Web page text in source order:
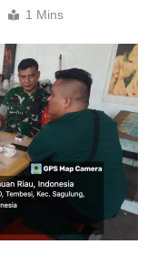
1 Mins